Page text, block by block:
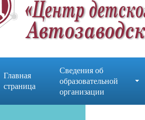
Главная
страница
Сведения об
образовательной
организации